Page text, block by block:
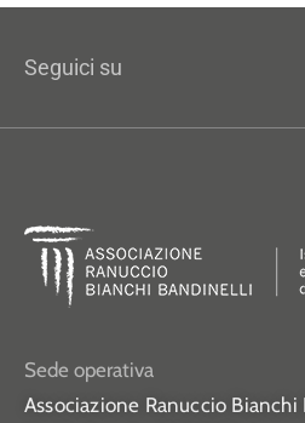
Seguici su
Sede operativa
Associazione Ranuccio